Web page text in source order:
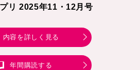
リ 2025年11・12月号
内容を詳しく見る
年間購読する